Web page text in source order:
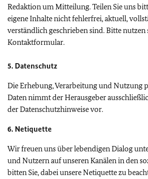
Redaktion um Mitteilung. Teilen Sie uns
eigene Inhalte nicht fehlerfrei, aktuell,
verständlich geschrieben sind. Bitte
Kontaktformular.
5. Datenschutz
Die Erhebung, Verarbeitung und Nutzung
Daten nimmt der Herausgeber
der Datenschutzhinweise vor.
6. Netiquette
Wir freuen uns über lebendigen Dialog
und Nutzern auf unseren Kanälen in den
bitten Sie, dabei unsere Netiquette zu